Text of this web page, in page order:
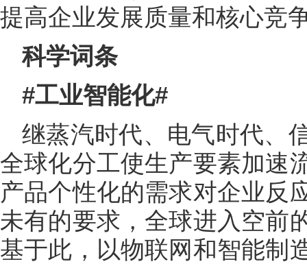
提高企业发展质量和核心竞
科学词条
#工业智能化#
继蒸汽时代、电气时代、
全球化分工使生产要素加速
产品个性化的需求对企业反
未有的要求，全球进入空前
基于此，以物联网和智能制